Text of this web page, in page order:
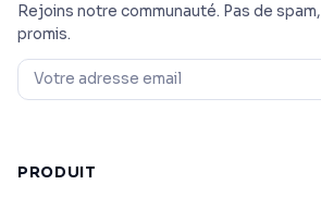
Rejoins notre communauté. Pas de spam,
promis.
PRODUIT